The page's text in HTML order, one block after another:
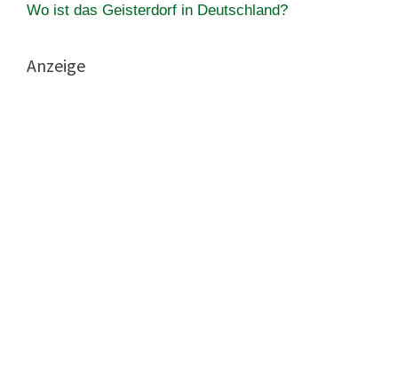
Wo ist das Geisterdorf in Deutschland?
Anzeige